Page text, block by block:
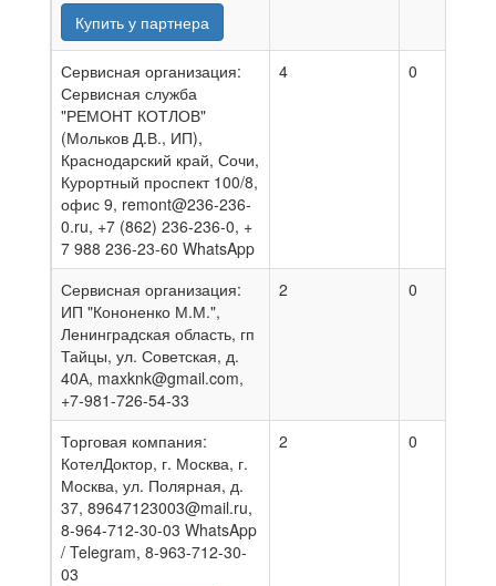
Купить у партнера
Сервисная организация:
Сервисная служба
"РЕМОНТ КОТЛОВ"
(Мольков Д.В., ИП),
Краснодарский край, Сочи,
Курортный проспект 100/8,
офис 9, remont@236-236-
0.ru, +7 (862) 236-236-0, +
7 988 236-23-60 WhatsApp
4 0
Сервисная организация:
ИП "Кононенко М.М.",
Ленинградская область, гп
Тайцы, ул. Советская, д.
40А, maxknk@gmail.com,
+7-981-726-54-33
2 0
Торговая компания:
КотелДоктор, г. Москва, г.
Москва, ул. Полярная, д.
37, 89647123003@mail.ru,
8-964-712-30-03 WhatsApp
/ Telegram, 8-963-712-30-
03
2 0